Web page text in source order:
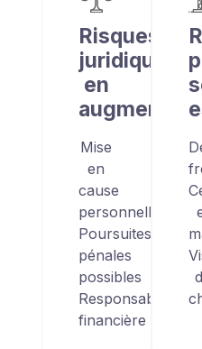
Risques
juridiques
en
Mise
en
cause
personnelle
Poursuites
pénales
possibles
Responsabilité
financière